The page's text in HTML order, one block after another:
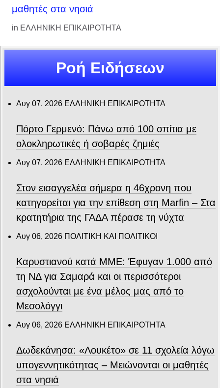
μαθητές στα νησιά
in ΕΛΛΗΝΙΚΗ ΕΠΙΚΑΙΡΟΤΗΤΑ
Ροή Ειδήσεων
Αυγ 07, 2026 ΕΛΛΗΝΙΚΗ ΕΠΙΚΑΙΡΟΤΗΤΑ
Πόρτο Γερμενό: Πάνω από 100 σπίτια με
ολοκληρωτικές ή σοβαρές ζημιές
Αυγ 07, 2026 ΕΛΛΗΝΙΚΗ ΕΠΙΚΑΙΡΟΤΗΤΑ
Στον εισαγγελέα σήμερα η 46χρονη που
κατηγορείται για την επίθεση στη Marfin – Στα
κρατητήρια της ΓΑΔΑ πέρασε τη νύχτα
Αυγ 06, 2026 ΠΟΛΙΤΙΚΗ ΚΑΙ ΠΟΛΙΤΙΚΟΙ
Καρυστιανού κατά ΜΜΕ: Έφυγαν 1.000 από
τη ΝΔ για Σαμαρά και οι περισσότεροι
ασχολούνται με ένα μέλος μας από το
Μεσολόγγι
Αυγ 06, 2026 ΕΛΛΗΝΙΚΗ ΕΠΙΚΑΙΡΟΤΗΤΑ
Δωδεκάνησα: «Λουκέτο» σε 11 σχολεία λόγω
υπογεννητικότητας – Μειώνονται οι μαθητές
στα νησιά